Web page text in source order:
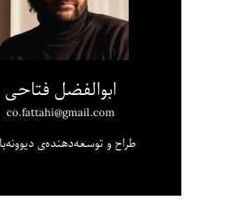
ابوالفضل فتاحی
co.fattahi@gmail.com
طراح و توسعه‌دهنده‌ی